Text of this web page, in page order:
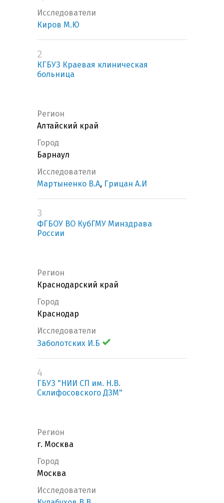
Исследователи
Киров М.Ю
2
КГБУЗ Краевая клиническая
больница
Регион
Алтайский край
Город
Барнаул
Исследователи
Мартыненко В.А, Грицан А.И
3
ФГБОУ ВО КубГМУ Минздрава
России
Регион
Краснодарский край
Город
Краснодар
Исследователи
Заболотских И.Б
4
ГБУЗ "НИИ СП им. Н.В.
Склифосовского ДЗМ"
Регион
г. Москва
Город
Москва
Исследователи